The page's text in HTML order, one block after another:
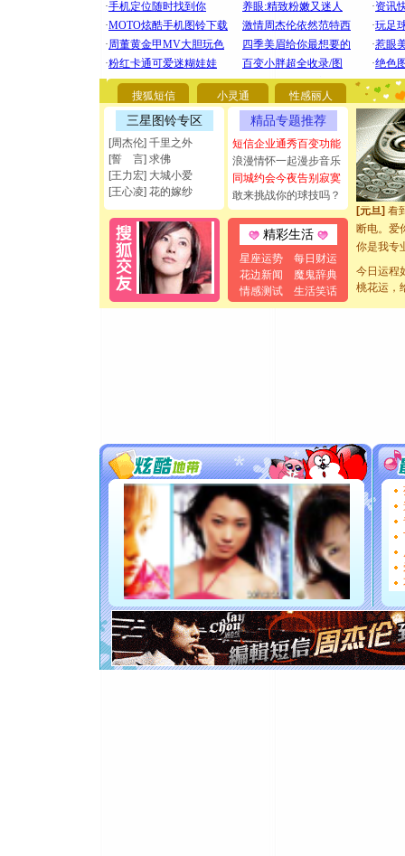
搜狐短信 小灵通 性感丽人
三星图铃专区
[周杰伦] 千里之外
[誓 言] 求佛
[王力宏] 大城小爱
[王心凌] 花的嫁纱
精品专题推荐
短信企业通秀百变功能
浪漫情怀一起漫步音乐
同城约会今夜告别寂寞
敢来挑战你的球技吗？
精彩生活
星座运势
每日财运
花边新闻
魔鬼辞典
情感测试
生活笑话
[圣诞节]
你太多，
要平安
[圣诞节]
能正大光
都要快乐
[圣诞节]
如意,快
[元旦]看
断电。爱
你是我专
起；二是
离。水晶
[元旦]当
送你一棵
[圣诞节]
你太多
要平安
[圣诞节]
能正大
都要快乐
[圣诞节]
如意,快
[元旦]看
断电。爱
你是我专
[元旦]如
今日运程
桃花运，